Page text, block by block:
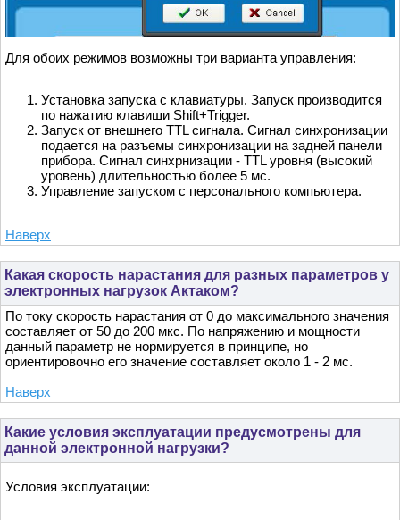
Для обоих режимов возможны три варианта управления:
Установка запуска с клавиатуры. Запуск производится
по нажатию клавиши Shift+Trigger.
Запуск от внешнего TTL сигнала. Сигнал синхронизации
подается на разъемы синхронизации на задней панели
прибора. Сигнал синхрнизации - TTL уровня (высокий
уровень) длительностью более 5 мс.
Управление запуском с персонального компьютера.
Наверх
Какая скорость нарастания для разных параметров у
электронных нагрузок Актаком?
По току скорость нарастания от 0 до максимального значения
составляет от 50 до 200 мкс. По напряжению и мощности
данный параметр не нормируется в принципе, но
ориентировочно его значение составляет около 1 - 2 мс.
Наверх
Какие условия эксплуатации предусмотрены для
данной электронной нагрузки?
Условия эксплуатации: